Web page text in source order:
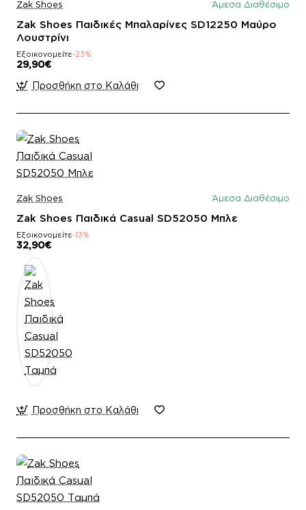
Zak Shoes Άμεσα Διαθέσιμο
Zak Shoes Παιδικές Μπαλαρίνες SD12250 Μαύρο
Λουστρίνι
Εξοικονομείτε-23%
29,90€
Προσθήκη στο Καλάθι
Zak Shoes Άμεσα Διαθέσιμο
Zak Shoes Παιδικά Casual SD52050 Μπλε
Εξοικονομείτε-13%
32,90€
Προσθήκη στο Καλάθι